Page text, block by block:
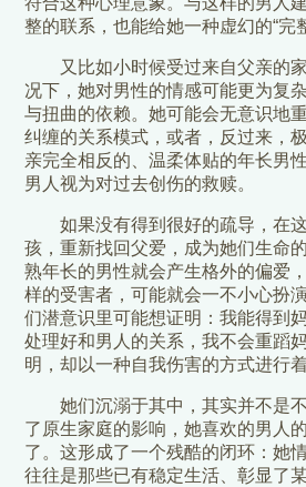
整的联系，也能给她一种虚幻的“完
又比如小时候受过来自父亲的
况下，她对男性的情感可能更为复
与扭曲的依赖。她可能会无意识地
纠缠的关系模式，或者，反过来，
亲完全相反的、温柔体贴的年长男
男人视为对过去创伤的救赎。
如果没有得到很好的疏导，在
孩，重新找回父爱，成为她们生命
熟年长的男性就会产生格外的偏爱
样的受害者，可能就会一不小心扮
们潜意识里可能想证明：我能得到
处理好和男人的关系，我不会重蹈
明，却以一种自我伤害的方式进行着
她们沉溺于其中，其实并不是
了原生家庭的影响，她喜欢的男人
了。这形成了一个残酷的闭环：她
往往是那些已有稳定生活、彰显了